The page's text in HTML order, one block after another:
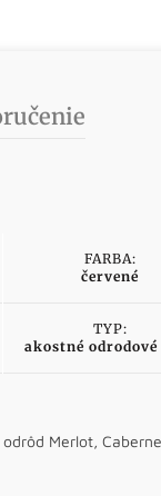
FARBA:
červené
TYP:
akostné
Merlot,